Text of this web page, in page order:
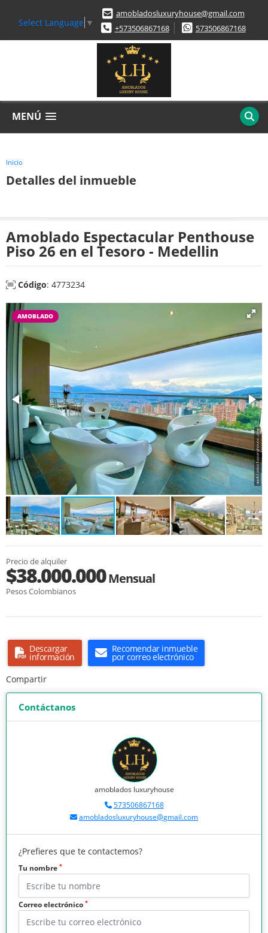
Select Language ▼
amobladosluxuryhouse@gmail.com
+573506867168
573506867168
MENÚ
Inicio
Detalles del inmueble
Amoblado Espectacular Penthouse
Piso 26 en el Tesoro - Medellin
Código: 4773234
AMOBLADO
Precio de alquiler
$38.000.000Mensual
Pesos Colombianos
Descargar
información
Recomendar inmueble
por correo electrónico
Compartir
Contáctanos
amoblados luxuryhouse
573506867168
amobladosluxuryhouse@gmail.com
¿Prefieres que te contactemos?
Tu nombre *
Correo electrónico *